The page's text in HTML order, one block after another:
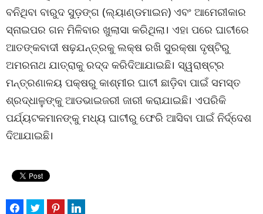
ବନିଥିବା ବାରୁଦ ସୁଡ଼ଙ୍ଗ (ଲ୍ୟାଣ୍ଡମାଇନ) ଏବଂ ଆମେରୀକାର
ସ୍ନାଇପର ଗନ ମିଳିବାର ଖୁଲାସା କରିଥିଲା। ଏହା ପରେ ଘାଟୀରେ
ଆତଙ୍କବାଦୀ ଷଢ଼ଯନ୍ତ୍ରକୁ ଲକ୍ଷ ରଖି ସୁରକ୍ଷା ଦୃଷ୍ଟିରୁ
ଅମରନାଥ ଯାତ୍ରାକୁ ରଦ୍ଦ କରିଦିଆଯାଇଛି। ସ୍ୱରାଷ୍ଟ୍ର
ମନ୍ତ୍ରଣାଳୟ ପକ୍ଷରୁ କାଶ୍ମୀର ଘାଟୀ ଛାଡ଼ିବା ପାଇଁ ସମସ୍ତ
ଶ୍ରଦ୍ଧାଳୁଙ୍କୁ ଆଡଭାଇଜରୀ ଜାରୀ କରାଯାଇଛି। ଏପରିକି
ପର୍ଯ୍ୟଟକମାନଙ୍କୁ ମଧ୍ୟ ଘାଟୀରୁ ଫେରି ଆସିବା ପାଇଁ ନିର୍ଦ୍ଦେଶ
ଦିଆଯାଇଛି।